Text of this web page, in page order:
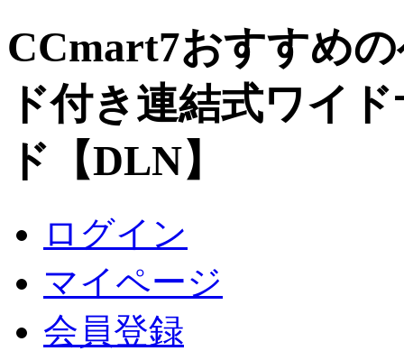
CCmart7おすすめ
ド付き連結式ワイ
ド【DLN】
ログイン
マイページ
会員登録